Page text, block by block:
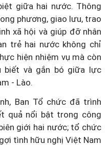
giữa hai nước. Thông
phương, giao lưu, trao
xã hội và giúp đỡ nhân
trẻ hai nước không chỉ
hiện nhiệm vụ mà còn
biết và gắn bó giữa lực
- Lào.
Ban Tổ chức đã trình
quả nổi bật trong công
giới hai nước; tổ chức
tình hữu nghị Việt Nam